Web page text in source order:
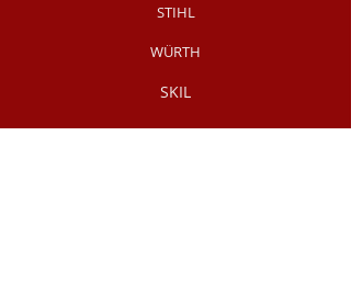
STIHL
WÜRTH
SKIL
MAKITA